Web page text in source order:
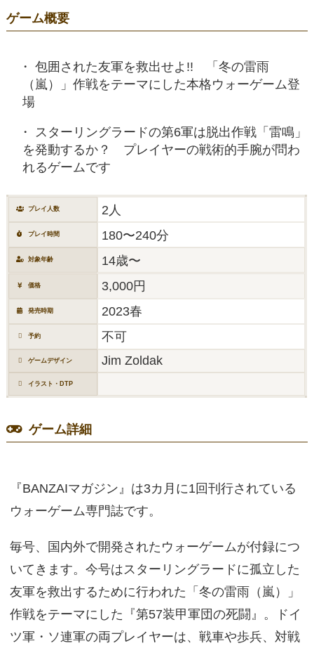
ゲーム概要
包囲された友軍を救出せよ!! 「冬の雷雨
（嵐）」作戦をテーマにした本格ウォーゲーム登
場
スターリングラードの第6軍は脱出作戦「雷鳴」
を発動するか？ プレイヤーの戦術的手腕が問わ
れるゲームです
プレイ人数 2人
プレイ時間 180〜240分
対象年齢 14歳〜
価格 3,000円
発売時期 2023春
予約 不可
ゲームデザイン Jim Zoldak
イラスト・DTP
ゲーム詳細
『BANZAIマガジン』は3カ月に1回刊行されている
ウォーゲーム専門誌です。
毎号、国内外で開発されたウォーゲームが付録につ
いてきます。今号はスターリングラードに孤立した
友軍を救出するために行われた「冬の雷雨（嵐）」
作戦をテーマにした『第57装甲軍団の死闘』。ドイ
ツ軍・ソ連軍の両プレイヤーは、戦車や歩兵、対戦